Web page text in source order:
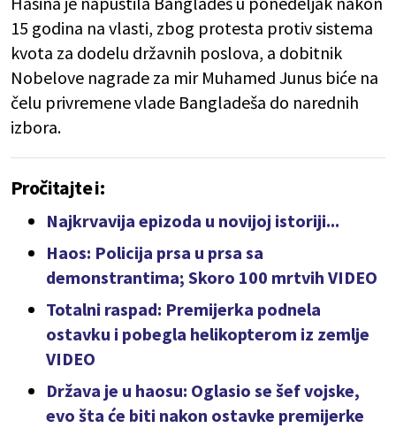
15 godina na vlasti, zbog protesta protiv sistema
kvota za dodelu državnih poslova, a dobitnik
Nobelove nagrade za mir Muhamed Junus biće na
čelu privremene vlade Bangladeša do narednih
izbora.
Pročitajte i:
Najkrvavija epizoda u novijoj istoriji...
Haos: Policija prsa u prsa sa
demonstrantima; Skoro 100 mrtvih VIDEO
Totalni raspad: Premijerka podnela
ostavku i pobegla helikopterom iz zemlje
VIDEO
Država je u haosu: Oglasio se šef vojske,
evo šta će biti nakon ostavke premijerke